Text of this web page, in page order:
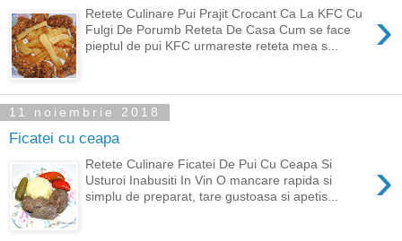
›
Retete Culinare Pui Prajit Crocant Ca La KFC Cu
Fulgi De Porumb Reteta De Casa Cum se face
pieptul de pui KFC urmareste reteta mea s...
11 noiembrie 2018
Ficatei cu ceapa
›
Retete Culinare Ficatei De Pui Cu Ceapa Si
Usturoi Inabusiti In Vin O mancare rapida si
simplu de preparat, tare gustoasa si apetis...